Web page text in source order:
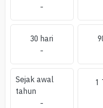
-
30 hari
-
Sejak awal
tahun
-
1